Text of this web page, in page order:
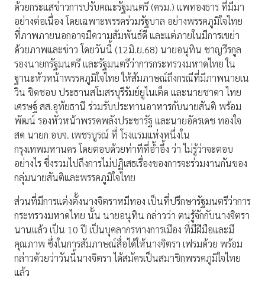
ด้วยกระแสข่าวการปรับคณะรัฐมนตรี (ครม.) แพทองธาร ที่มีมา
อย่างต่อเนื่อง โดยเฉพาะพรรคร่วมรัฐบาล อย่างพรรคภูมิใจไทย
ที่ภาพภายนอกอาจมีความสัมพันธ์ดี และแต่ภายในมีการเขย่า
ด้วยภาพและข่าว โดยวันนี้ (12มิ.ย.68) นายอนุทิน ชาญวีรกูล
รองนายกรัฐมนตรี และรัฐมนตรีว่าการกระทรวงมหาดไทย ใน
ฐานะหัวหน้าพรรคภูมิใจไทย ให้สัมภาษณ์ถึงกรณีที่มีภาพนายเน
วิน ชิดชอบ ประธานสโมสรบุรีรัมย์ยูไนเต็ด และนายชาดา ไทย
เศรษฐ์ สส.อุทัยธานี ร่วมรับประทานอาหารกับนายสันติ พร้อม
พัฒน์ รองหัวหน้าพรรคพลังประชารัฐ และนายอัครเดช ทองใจ
สด นายก อบจ. เพชรบูรณ์ ที่ โรงแรมแห่งหนึ่งใน
กรุงเทพมหานคร โดยตอบด้วยท่าทีที่อ้ำอึ้ง ว่า ไม่รู้ว่าจะตอบ
อย่างไร ซึ่งรวมไปถึงการไม่ปฏิเสธเรื่องของการจะร่วมงานกันของ
กลุ่มนายสันติและพรรคภูมิใจไทย
ส่วนที่มีการแต่งตั้งนางจิตราหมีทอง เป็นที่ปรึกษารัฐมนตรีว่าการ
กระทรวงมหาดไทย นั้น นายอนุทิน กล่าวว่า ตนรู้จักกับนางจิตรา
นานแล้ว เป็น 10 ปี เป็นบุคลากรทางการเมือง ที่มีฝีมือและมี
คุณภาพ ซึ่งในการสัมภาษณ์สื่อได้ให้นางจิตรา เฟรมด้วย พร้อม
กล่าวด้วยว่าวันนี้นางจิตรา ได้สมัครเป็นสมาชิกพรรคภูมิใจไทย
แล้ว